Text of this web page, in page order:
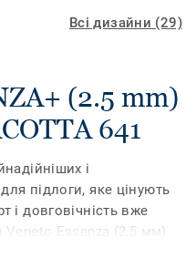
Всі дизайни (29)
(2.5 mm)
641
і
підлоги, яке цінують
і довговічність вже
Veneto Essenza (2,5 мм)
сировини і має